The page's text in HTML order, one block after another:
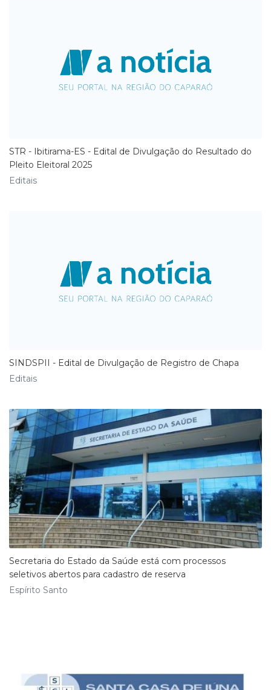
STR - Ibitirama-ES - Edital de Divulgação do Resultado do
Pleito Eleitoral 2025
Editais
SINDSPII - Edital de Divulgação de Registro de Chapa
Editais
Secretaria do Estado da Saúde está com processos
seletivos abertos para cadastro de reserva
Espírito Santo